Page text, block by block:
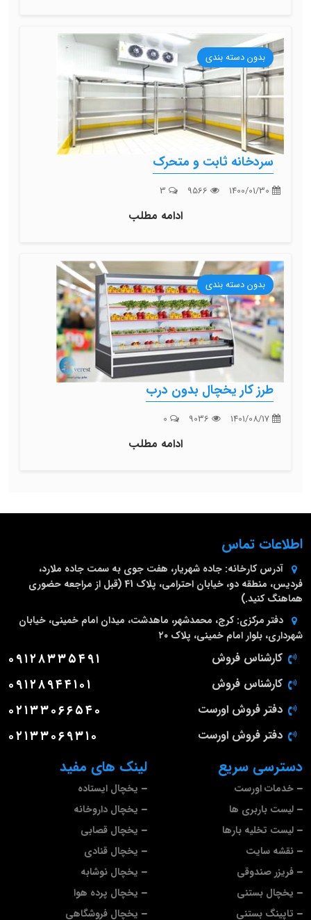
بدون دسته بندی
سردخانه ثابت و متحرک
ادامه مطلب
بدون دسته بندی
طرز کار یخچال بدون درب
ادامه مطلب
لینک های مفید
یخچال ایستاده
یخچال داروخانه
یخچال قصابی
یخچال قنادی
یخچال نوشابه
یخچال پرده هوا
یخچال فروشگاهی
دسترسی سریع
خدمات اورست
لیست باربری ها
لیست تخلیه بارها
نقشه سایت
فریزر صندوقی
یخچال بستنی
تاپینگ بستنی
اطلاعات تماس
آدرس کارخانه: جاده شهریار، هفت جوی به سمت جاده ملارد،
فردیس، منطقه دو، خیابان احترامی، پلاک 41 (قبل از مراجعه حضوری
هماهنگ کنید.)
دفتر مرکزی: کرج، محمدشهر، ماهدشت، میدان امام خمینی، خیابان
شهرداری، بلوار امام خمینی، پلاک ۲۰
کارشناس فروش ۰۹۱۲۸۳۳۵۴۹۱
کارشناس فروش ۰۹۱۲۸۹۴۴۱۰۱
دفتر فروش اورست ۰۲۱۳۳۰۶۶۵۴۰
دفتر فروش اورست ۰۲۱۳۳۰۶۹۳۱۰